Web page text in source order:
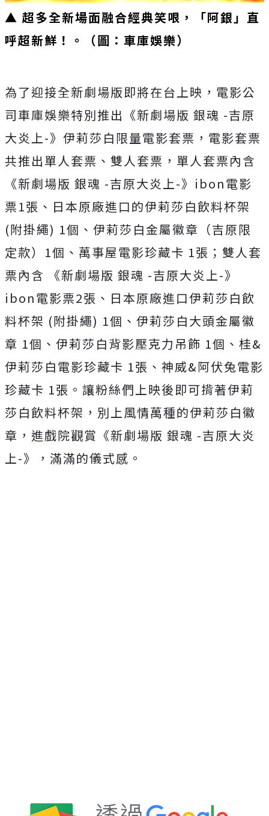
▲ 超多全新場面融合經典笑哏，「阿銀」直
呼超新鮮！。（圖：車庫娛樂）
為了迎接全新劇場版即將在台上映，電影公
司車庫娛樂特別推出《新劇場版 銀魂 -吉原
大炎上-》伊莉莎白限量電影套票，電影套票
共推出單人套票、雙人套票，單人套票內含
《新劇場版 銀魂 -吉原大炎上-》ibon電影
票1張、日本原廠進口的伊莉莎白飲料杯架
(附掛繩) 1個、伊莉莎白金屬徽章（吉原限
定款）1個、萬事屋電影珍藏卡 1張；雙人套
票內含 《新劇場版 銀魂 -吉原大炎上-》
ibon電影票2張、日本原廠進口伊莉莎白飲
料杯架 (附掛繩) 1個、伊莉莎白大頭金屬徽
章 1個、伊莉莎白背影壓克力吊飾 1個、桂&
伊莉莎白電影珍藏卡 1張、神威&阿伏兔電影
珍藏卡 1張。讓粉絲們上映後即可揹著伊莉
莎白飲料杯架，別上風情萬種的伊莉莎白徽
章，進戲院觀賞《新劇場版 銀魂 -吉原大炎
上-》，滿滿的儀式感。